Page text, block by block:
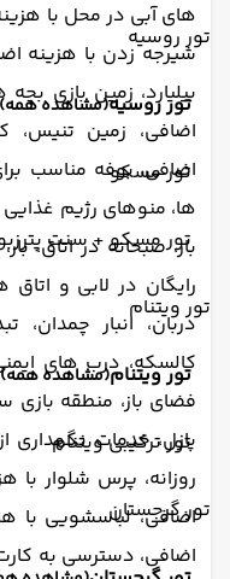
تور روسیه
تور روسیه(مشاهده همه)
تور مسکو
تور مسکو + سنت
تور ویتنام
تور ویتنام(مشاهده همه)
تور ترکیبی ویتنام
تور گرجستان
های آبی در محل با
شیرجه زدن با هزینه
بیلیارد، زمین بازی
اضافی، زمین تنیس،
اضافی،بوفه مناسب
ها، منوهای رژیم
بار، صبحانه در اتاق،
رایگان در لابی و
کالسکه، درب های
فضای باز، منطقه بازی
پازل، خدمات نگهداری
روزانه، پرس شلوار با
اضافی، لباسشویی با